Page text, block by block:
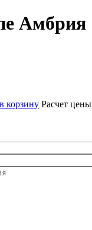
Амбрия
корзину Расчет цены